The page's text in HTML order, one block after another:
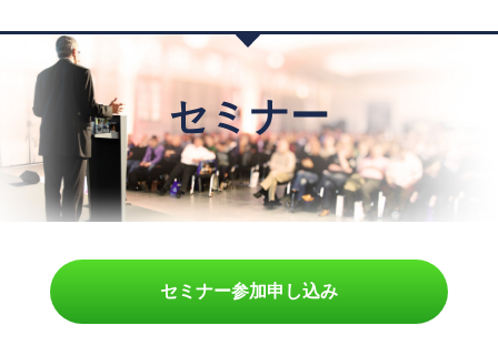
セミナー
セミナー参加申し込み